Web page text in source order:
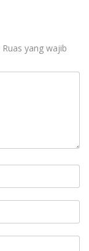
Ruas yang wajib